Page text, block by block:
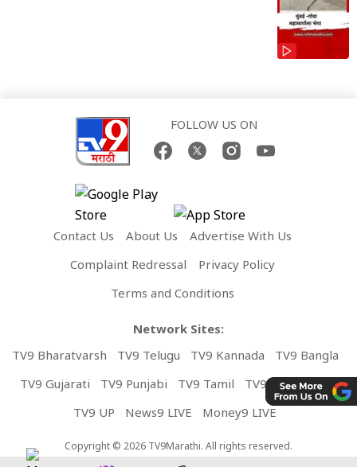
FOLLOW US ON
Contact Us About Us
Advertise With Us
Complaint Redressal
Privacy Policy
Terms and Conditions
Network Sites:
TV9 Bharatvarsh
TV9 Telugu TV9 Kannada
TV9 Bangla
TV9 Gujarati
TV9 Punjabi TV9 Tamil
TV9 Malayalam
TV9 UP
News9 LIVE Money9 LIVE
Copyright © 2026 TV9Marathi. All rights reserved.